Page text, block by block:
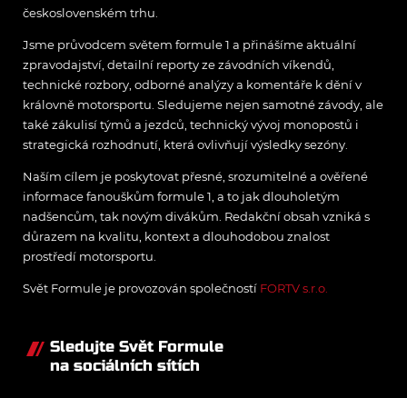
československém trhu.
Jsme průvodcem světem formule 1 a přinášíme aktuální
zpravodajství, detailní reporty ze závodních víkendů,
technické rozbory, odborné analýzy a komentáře k dění v
královně motorsportu. Sledujeme nejen samotné závody, ale
také zákulisí týmů a jezdců, technický vývoj monopostů i
strategická rozhodnutí, která ovlivňují výsledky sezóny.
Naším cílem je poskytovat přesné, srozumitelné a ověřené
informace fanouškům formule 1, a to jak dlouholetým
nadšencům, tak novým divákům. Redakční obsah vzniká s
důrazem na kvalitu, kontext a dlouhodobou znalost
prostředí motorsportu.
Svět Formule je provozován společností FORTV s.r.o.
Sledujte Svět Formule
na sociálních sítích